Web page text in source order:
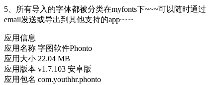
5、所有导入的字体都被分类在myfonts下~~~可以随时通过
email发送或导出到其他支持的app~~~
应用信息
应用名称 字图软件Phonto
应用大小 22.04 MB
应用版本 v1.7.103 安卓版
应用包名 com.youthhr.phonto